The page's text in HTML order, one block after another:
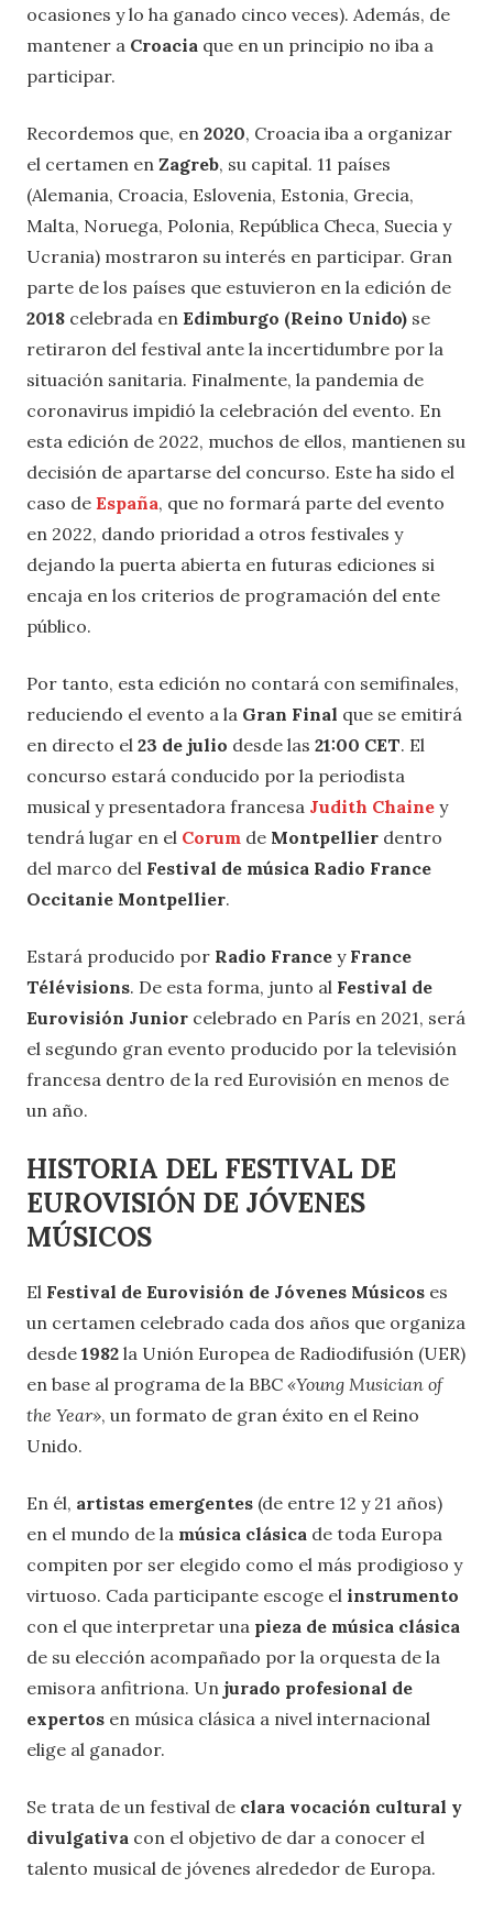
ocasiones y lo ha ganado cinco veces). Además, de
mantener a Croacia que en un principio no iba a
participar.
Recordemos que, en 2020, Croacia iba a organizar
el certamen en Zagreb, su capital. 11 países
(Alemania, Croacia, Eslovenia, Estonia, Grecia,
Malta, Noruega, Polonia, República Checa, Suecia y
Ucrania) mostraron su interés en participar. Gran
parte de los países que estuvieron en la edición de
2018 celebrada en Edimburgo (Reino Unido) se
retiraron del festival ante la incertidumbre por la
situación sanitaria. Finalmente, la pandemia de
coronavirus impidió la celebración del evento. En
esta edición de 2022, muchos de ellos, mantienen su
decisión de apartarse del concurso. Este ha sido el
caso de España, que no formará parte del evento
en 2022, dando prioridad a otros festivales y
dejando la puerta abierta en futuras ediciones si
encaja en los criterios de programación del ente
público.
Por tanto, esta edición no contará con semifinales,
reduciendo el evento a la Gran Final que se emitirá
en directo el 23 de julio desde las 21:00 CET. El
concurso estará conducido por la periodista
musical y presentadora francesa Judith Chaine y
tendrá lugar en el Corum de Montpellier dentro
del marco del Festival de música Radio France
Occitanie Montpellier.
Estará producido por Radio France y France
Télévisions. De esta forma, junto al Festival de
Eurovisión Junior celebrado en París en 2021, será
el segundo gran evento producido por la televisión
francesa dentro de la red Eurovisión en menos de
un año.
HISTORIA DEL FESTIVAL DE
EUROVISIÓN DE JÓVENES
MÚSICOS
El Festival de Eurovisión de Jóvenes Músicos es
un certamen celebrado cada dos años que organiza
desde 1982 la Unión Europea de Radiodifusión (UER)
en base al programa de la BBC «Young Musician of
the Year», un formato de gran éxito en el Reino
Unido.
En él, artistas emergentes (de entre 12 y 21 años)
en el mundo de la música clásica de toda Europa
compiten por ser elegido como el más prodigioso y
virtuoso. Cada participante escoge el instrumento
con el que interpretar una pieza de música clásica
de su elección acompañado por la orquesta de la
emisora ​​anfitriona. Un jurado profesional de
expertos en música clásica a nivel internacional
elige al ganador.
Se trata de un festival de clara vocación cultural y
divulgativa con el objetivo de dar a conocer el
talento musical de jóvenes alrededor de Europa.